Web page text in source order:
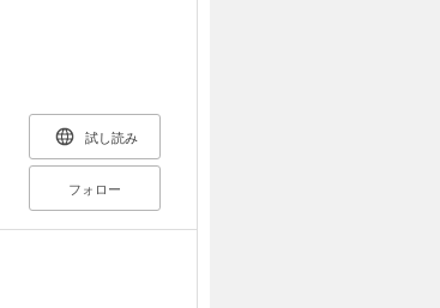
試し読み
フォロー